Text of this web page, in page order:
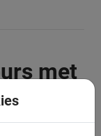
met